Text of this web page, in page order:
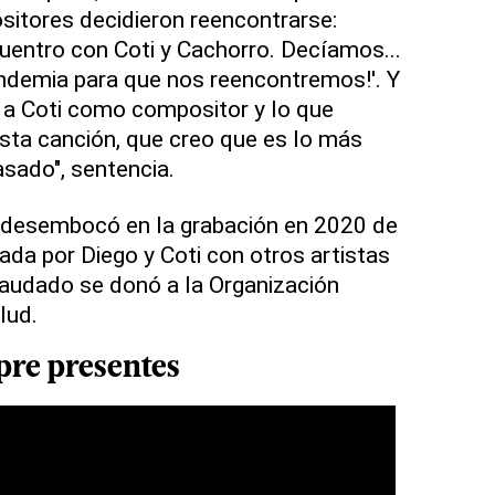
decidieron reencontrarse:
con Coti y Cachorro. Decíamos...
para que nos reencontremos!'. Y
Coti como compositor y lo que
canción, que creo que es lo más
sentencia.
en la grabación en 2020 de
por Diego y Coti con otros artistas
se donó a la Organización
presentes